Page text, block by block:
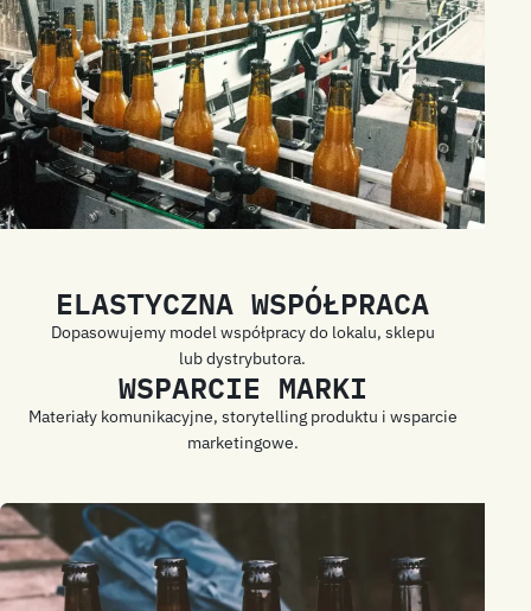
ELASTYCZNA WSPÓŁPRACA
Dopasowujemy model współpracy do lokalu, sklepu
lub dystrybutora.
WSPARCIE MARKI
Materiały komunikacyjne, storytelling produktu i wsparcie
marketingowe.